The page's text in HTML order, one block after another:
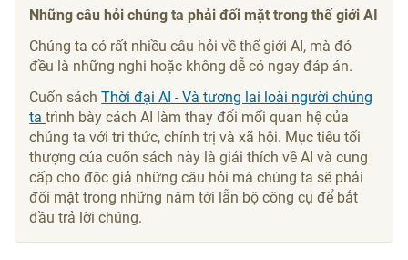
Những câu hỏi chúng ta phải đối mặt trong thế giới AI
Chúng ta có rất nhiều câu hỏi về thế giới AI, mà đó
đều là những nghi hoặc không dễ có ngay đáp án.
Cuốn sáchThời đại AI - Và tương lai loài người chúng
tatrình bày cách AI làm thay đổi mối quan hệ của
chúng ta với tri thức, chính trị và xã hội. Mục tiêu tối
thượng của cuốn sách này là giải thích về AI và cung
cấp cho độc giả những câu hỏi mà chúng ta sẽ phải
đối mặt trong những năm tới lẫn bộ công cụ để bắt
đầu trả lời chúng.